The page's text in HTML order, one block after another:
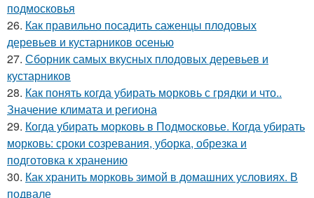
подмосковья
26. Как правильно посадить саженцы плодовых
деревьев и кустарников осенью
27. Сборник самых вкусных плодовых деревьев и
кустарников
28. Как понять когда убирать морковь с грядки и что..
Значение климата и региона
29. Когда убирать морковь в Подмосковье. Когда убирать
морковь: сроки созревания, уборка, обрезка и
подготовка к хранению
30. Как хранить морковь зимой в домашних условиях. В
подвале